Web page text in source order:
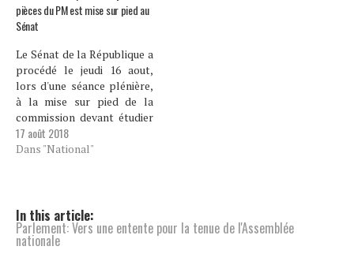
pièces du PM est mise sur pied au
Sénat
Le Sénat de la République a
procédé le jeudi 16 aout,
lors d'une séance plénière,
à la mise sur pied de la
commission devant étudier
les pièces du Premier
ministre nommé. Cette
Dieudonne Luma Etienne,
Jean Renel Sénatus, entre
autres. Le…
17 août 2018
Dans "National"
In this article:
Parlement: Vers une entente pour la tenue de l'Assemblée
nationale